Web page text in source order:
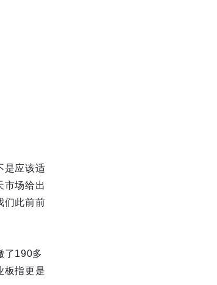
是应该适
市场给出
们此前前
了190多
板指更是